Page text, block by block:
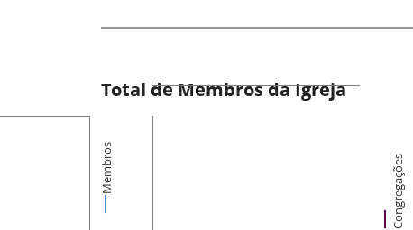
Total de Membros da Igreja
Membros Congregações